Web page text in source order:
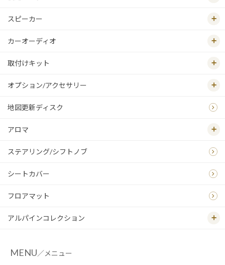
スピーカー
カーオーディオ
取付けキット
オプション/アクセサリー
地図更新ディスク
アロマ
ステアリング/シフトノブ
シートカバー
フロアマット
アルパインコレクション
MENU／メニュー